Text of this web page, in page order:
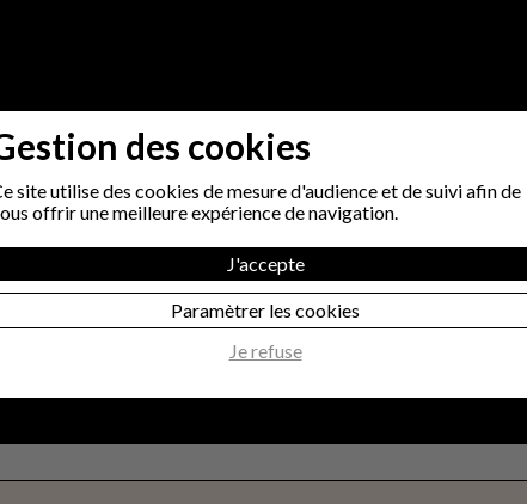
des cookies
site utilise des cookies de mesure d'audience et de suivi afin de
offrir une meilleure expérience de navigation.
J'accepte
Paramètrer les cookies
Je refuse